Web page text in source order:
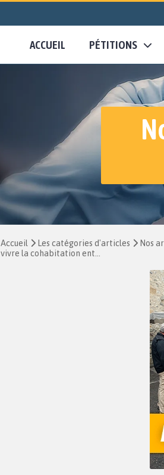
ACCUEIL PÉTITIONS
Accueil Les catégories d'articles Nos
vivre la cohabitation ent...